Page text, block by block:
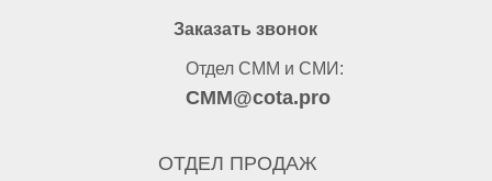
ОТДЕЛ ПРОДАЖ
Отдел СММ и СМИ:
Заказать звонок
CMM@cota.pro